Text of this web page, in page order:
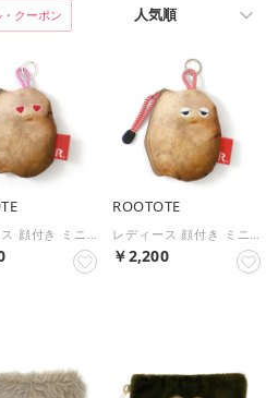
クーポン
ROOTOTE
￥2,200